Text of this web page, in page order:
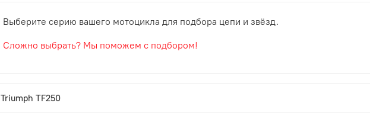
Выберите серию вашего мотоцикла для подбора цепи и звёзд.
Сложно выбрать? Мы поможем с подбором!
Triumph TF250